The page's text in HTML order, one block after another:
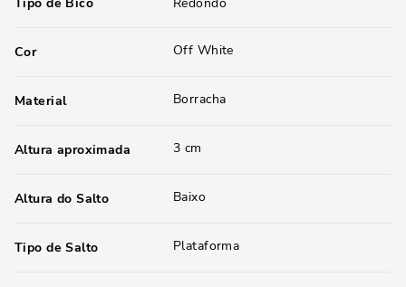
Cor Off White
Material Borracha
Altura aproximada 3 cm
Altura do Salto Baixo
Tipo de Salto Plataforma